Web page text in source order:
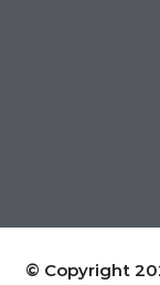
© Copyright